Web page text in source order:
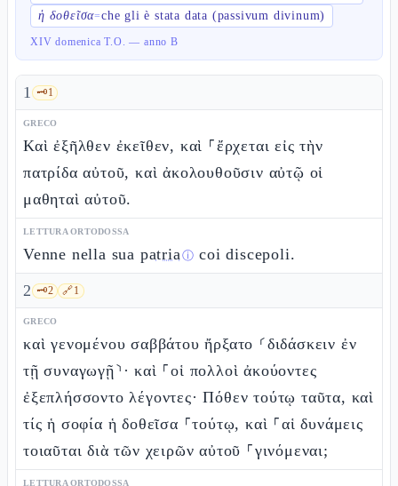
ἡ δοθεῖσα=che gli è stata data (passivum divinum)
XIV domenica T.O. — anno B
1 🗝️1
GRECO
Καὶ ἐξῆλθεν ἐκεῖθεν, καὶ ⸀ἔρχεται εἰς τὴν
πατρίδα αὐτοῦ, καὶ ἀκολουθοῦσιν αὐτῷ οἱ
μαθηταὶ αὐτοῦ.
LETTURA ORTODOSSA
Venne nella sua patriaⓘ coi discepoli.
2 🗝️2 🔗1
GRECO
καὶ γενομένου σαββάτου ἤρξατο ⸂διδάσκειν ἐν
τῇ συναγωγῇ⸃· καὶ ⸀οἱ πολλοὶ ἀκούοντες
ἐξεπλήσσοντο λέγοντες· Πόθεν τούτῳ ταῦτα, καὶ
τίς ἡ σοφία ἡ δοθεῖσα ⸀τούτῳ, καὶ ⸀αἱ δυνάμεις
τοιαῦται διὰ τῶν χειρῶν αὐτοῦ ⸀γινόμεναι;
LETTURA ORTODOSSA